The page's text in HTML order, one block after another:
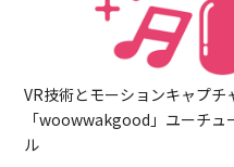
VR技術とモーションキャプチ
「woowwakgood」ユーチュ
ル